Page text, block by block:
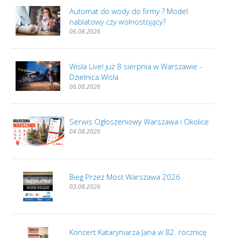
Automat do wody do firmy ? Model
nablatowy czy wolnostojący?
06.08.2026
Wisła Live! już 8 sierpnia w Warszawie -
Dzielnica Wisła
06.08.2026
Serwis Ogłoszeniowy Warszawa i Okolice
04.08.2026
Bieg Przez Most Warszawa 2026
03.08.2026
Koncert Kataryniarza Jana w 82. rocznicę